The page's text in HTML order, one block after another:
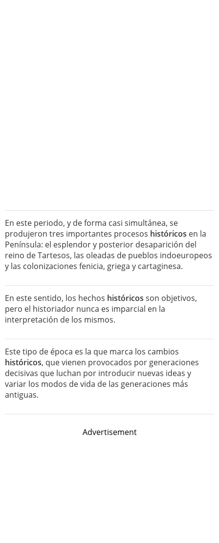
En este periodo, y de forma casi simultánea, se
produjeron tres importantes procesos históricos en la
Península: el esplendor y posterior desaparición del
reino de Tartesos, las oleadas de pueblos indoeuropeos
y las colonizaciones fenicia, griega y cartaginesa.
En este sentido, los hechos históricos son objetivos,
pero el historiador nunca es imparcial en la
interpretación de los mismos.
Este tipo de época es la que marca los cambios
históricos, que vienen provocados por generaciones
decisivas que luchan por introducir nuevas ideas y
variar los modos de vida de las generaciones más
antiguas.
Advertisement